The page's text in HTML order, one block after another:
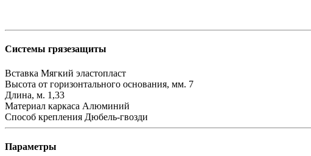
Системы грязезащиты
Вставка Мягкий эластопласт
Высота от горизонтального основания, мм. 7
Длина, м. 1,33
Материал каркаса Алюминий
Способ крепления Дюбель-гвозди
Параметры